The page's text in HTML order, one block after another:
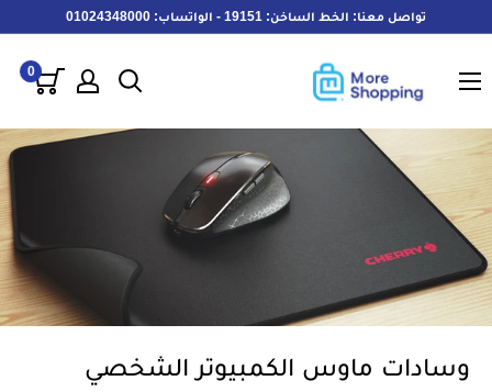
المحتوى
تواصل معنا: الخط الساخن: 19151 - الواتساب: 01024348000
0
وسادات ماوس الكمبيوتر الشخصي